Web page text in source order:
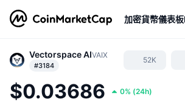
加密貨幣儀表板
Vectorspace AIVAIX
#3184
52K
$0.03686 0% (24h)